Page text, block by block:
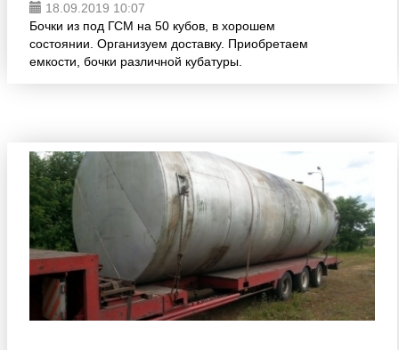
18.09.2019 10:07
Бочки из под ГСМ на 50 кубов, в хорошем
состоянии. Организуем доставку. Приобретаем
емкости, бочки различной кубатуры.